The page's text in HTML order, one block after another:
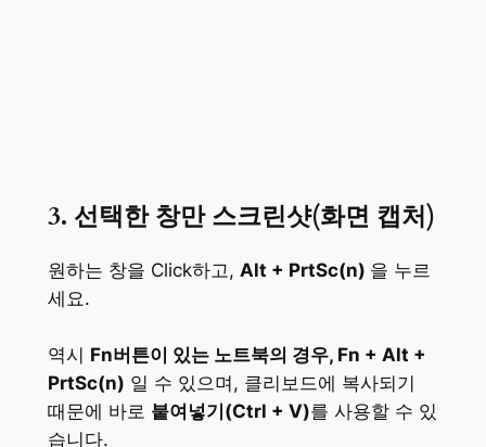
3. 선택한 창만 스크린샷(화면 캡처)
원하는 창을 Click하고, Alt + PrtSc(n) 을 누르
세요.
역시 Fn버튼이 있는 노트북의 경우, Fn + Alt +
PrtSc(n) 일 수 있으며, 클리보드에 복사되기
때문에 바로 붙여넣기(Ctrl + V)를 사용할 수 있
습니다.